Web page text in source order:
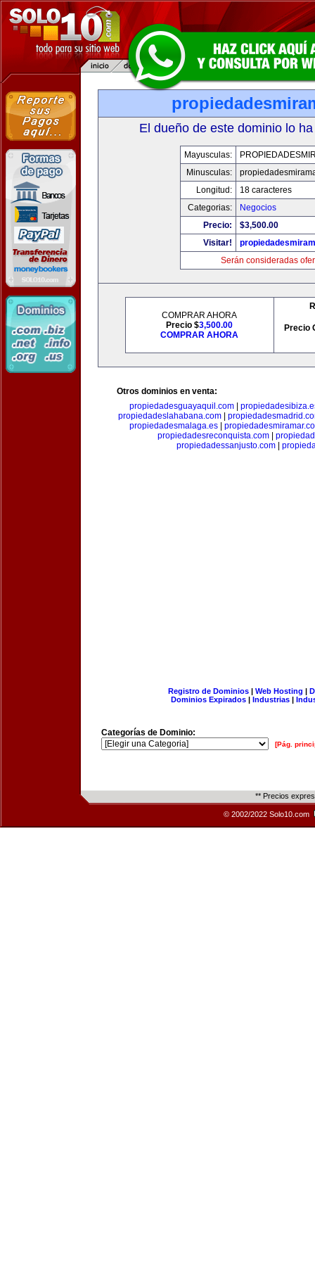
El dueño de este dominio lo
Mayusculas:
Minusculas:
Longitud:
18 caracteres
Categorias:
Negocios
Precio:
$3,500.00
Visitar!
Serán consideradas
COMPRAR AHORA
Precio $3,500.00
COMPRAR AHORA
Precio
Otros dominios en venta:
propiedadesguayaquil.com
propiedadeslahabana.com|
propiedadesmalaga.es|
propiedadesreconquista.com
propiedadessanjusto.com
Registro de Dominios| Web Hosting |
Dominios Expirados | Industrias |
Categorías de Dominio:
[Pág.
** Precios
© 2002/2022 Solo10.com